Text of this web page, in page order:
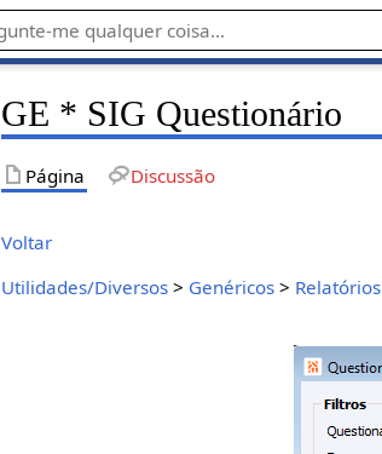
GE * SIG Questionário
Página Discussão
Voltar
Utilidades/Diversos > Genéricos > Relatórios